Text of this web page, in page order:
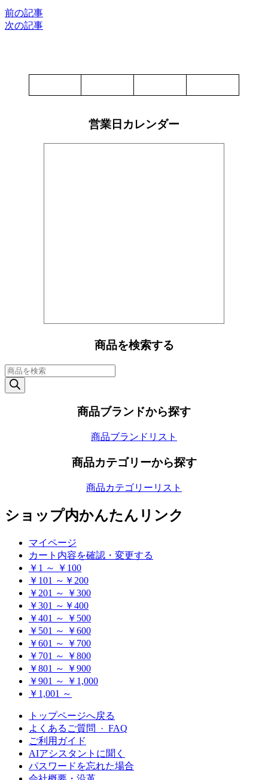
前の記事
次の記事
営業日カレンダー
商品を検索する
商
品
検
商品ブランドから探す
商品ブランドリスト
商品カテゴリーから探す
商品カテゴリーリスト
ショップ内かんたんリンク
マイページ
カート内容を確認・変更する
￥1 ～ ￥100
￥101 ～￥200
￥201 ～ ￥300
￥301 ～￥400
￥401 ～ ￥500
￥501 ～ ￥600
￥601 ～ ￥700
￥701 ～ ￥800
￥801 ～ ￥900
￥901 ～ ￥1,000
￥1,001 ～
トップページへ戻る
よくあるご質問 · FAQ
ご利用ガイド
AIアシスタントに聞く
パスワードを忘れた場合